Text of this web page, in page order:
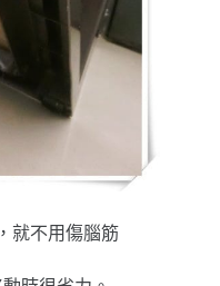
就不用傷腦筋